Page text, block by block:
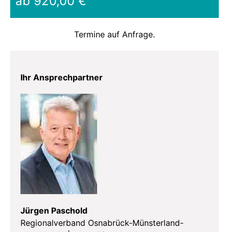
Termine auf Anfrage.
Ihr Ansprechpartner
Jürgen Paschold
Regionalverband Osnabrück-Münsterland-